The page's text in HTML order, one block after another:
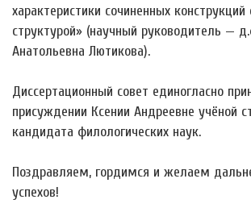
характеристики сочиненных
структурой» (научный руководитель —
Анатольевна Лютикова).
Диссертационный совет единогласно
присуждении Ксении Андреевне учёной
кандидата филологических наук.
Поздравляем, гордимся и желаем
успехов!